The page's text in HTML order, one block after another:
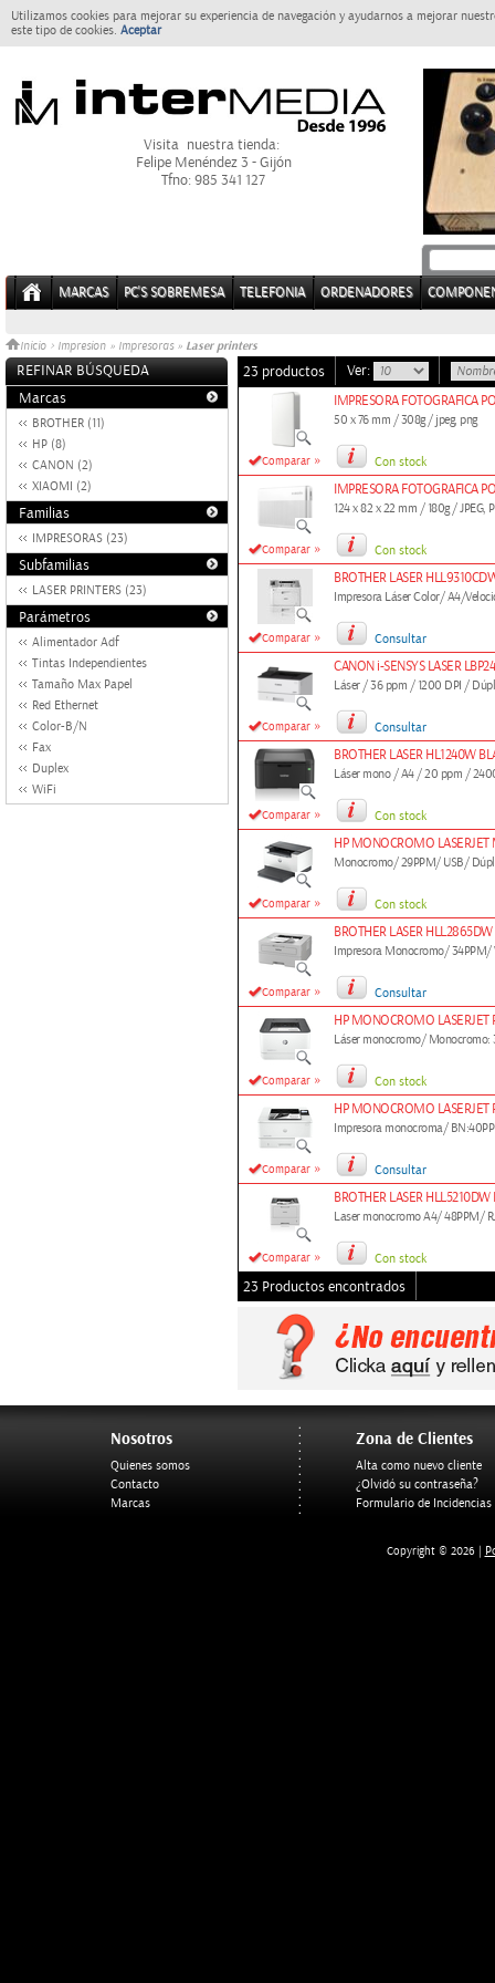
Utilizamos cookies para mejorar su experiencia de navegación y ayudarnos a mejorar
este tipo de cookies. Aceptar
Visita nuestra tienda:
Felipe Menéndez 3 - Gijón
Tfno: 985 341 127
MARCAS PC'S SOBREMESA TELEFONIA ORDENADORES
Inicio > Impresion » Impresoras » Laser printers
REFINAR BÚSQUEDA
Marcas
BROTHER (11)
HP (8)
CANON (2)
XIAOMI (2)
Familias
IMPRESORAS (23)
Subfamilias
LASER PRINTERS (23)
Parámetros
Alimentador Adf
Tintas Independientes
Tamaño Max Papel
Red Ethernet
Color-B/N
Fax
Duplex
WiFi
23 productos Ver:
Comparar »
IMPRESORA FOTOGRAFICA
50 x 76 mm / 308g / jpeg, png
Con stock
Comparar »
IMPRESORA FOTOGRAFICA
124 x 82 x 22 mm / 180g / JPEG,
Con stock
Comparar »
BROTHER LASER
Impresora Láser Color/ A4/
Consultar
Comparar »
CANON i-SENSYS LASER
Láser / 36 ppm / 1200 DPI /
Consultar
Comparar »
BROTHER LASER HL1240W
Láser mono / A4 / 20 ppm /
Con stock
Comparar »
HP MONOCROMO
Monocromo/ 29PPM/ USB/
Con stock
Comparar »
BROTHER LASER
Impresora Monocromo/ 34PPM/
Consultar
Comparar »
HP MONOCROMO
Láser monocromo/ Monocromo:
Con stock
Comparar »
HP MONOCROMO LASERJET
Impresora monocroma/
Consultar
Comparar »
BROTHER LASER HLL5210DW
Laser monocromo A4/ 48PPM/
Con stock
23 Productos encontrados
Nosotros
Quienes somos
Contacto
Marcas
Zona de Clientes
Alta como nuevo cliente
¿Olvidó su contraseña?
Formulario de Incidencias
Copyright © 2026 |